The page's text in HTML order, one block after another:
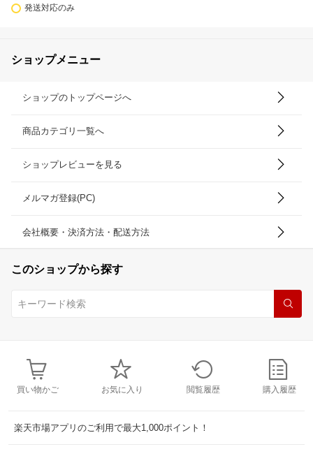
発送対応のみ
ショップメニュー
ショップのトップページへ
商品カテゴリ一覧へ
ショップレビューを見る
メルマガ登録(PC)
会社概要・決済方法・配送方法
このショップから探す
買い物かご お気に入り 閲覧履歴 購入履歴
楽天市場アプリのご利用で最大1,000ポイント！